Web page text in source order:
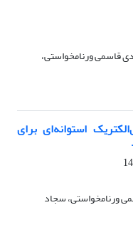
قاسمی ورنامخواستی،
استوانه‌ای برای
ورنامخواستی، سجاد